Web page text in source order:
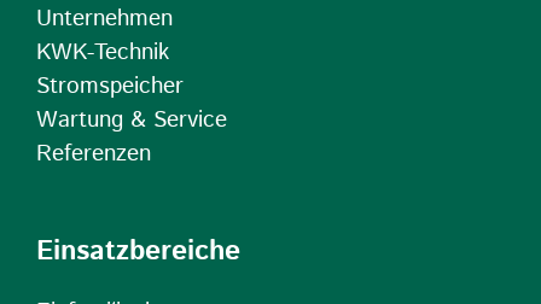
Unternehmen
KWK-Technik
Stromspeicher
Wartung & Service
Referenzen
Einsatzbereiche